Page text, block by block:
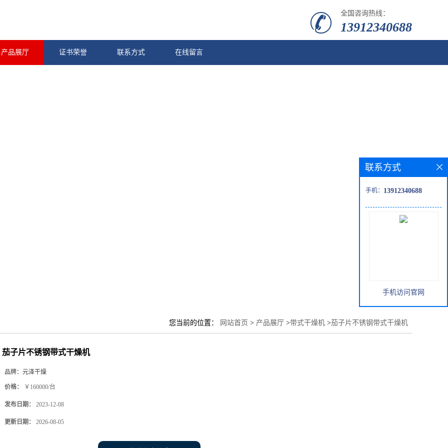
全国咨询热线：
13912340688
产品展厅 证书荣誉 联系方式 在线留言
您当前的位置： 网站首页 > 产品展厅 >带式干燥机 >茄子片不锈钢带式干燥机
茄子片不锈钢带式干燥机
品牌： 元泽干燥
价格： ￥160000/台
发布日期： 2023-12-08
更新日期： 2026-08-05
联系方式
手机： 13912340688
手机访问官网